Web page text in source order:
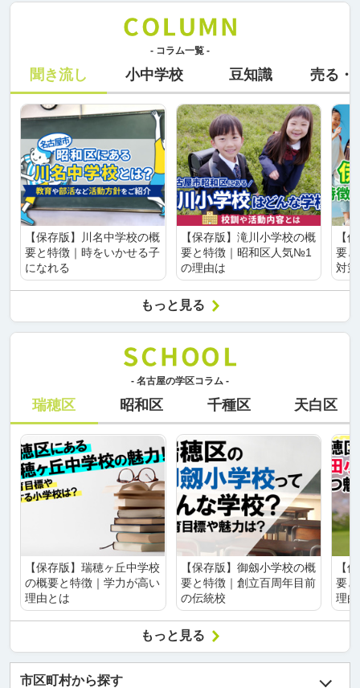
- コラム一覧 -
聞き流し 小中学校 豆知識 売る・
【保存版】川名中学校の概
要と特徴｜時をいかせる子
になれる
【保存版】滝川小学校の概
要と特徴｜昭和区人気№1
の理由は
【
要
対
もっと見る
- 名古屋の学区コラム -
瑞穂区 昭和区 千種区 天白区
【保存版】瑞穂ヶ丘中学校
の概要と特徴｜学力が高い
理由とは
【保存版】御劔小学校の概
要と特徴｜創立百周年目前
の伝統校
【
要
理
もっと見る
市区町村から探す